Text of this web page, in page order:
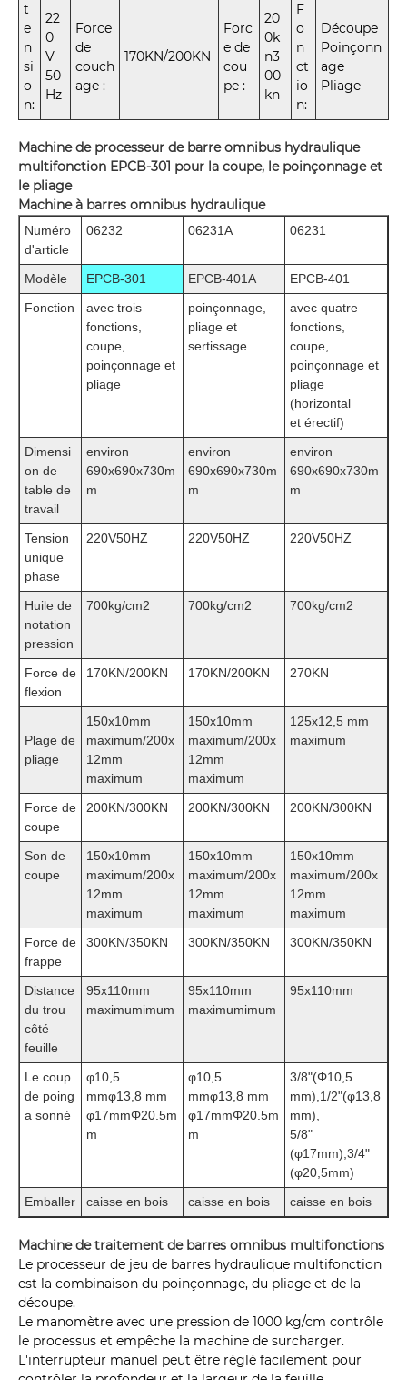
t
e
n
si
o
n:
22
0
V
50
Hz
Force
de
couch
age :
170KN/200KN
Forc
e de
cou
pe :
20
0k
n3
00
kn
F
o
n
ct
io
n:
Découpe
Poinçonn
age
Pliage
Machine de processeur de barre omnibus hydraulique
multifonction EPCB-301 pour la coupe, le poinçonnage et
le pliage
Machine à barres omnibus hydraulique
Numéro
d'article
06232 06231A 06231
Modèle EPCB-301 EPCB-401A
EPCB-401
Fonction
avec trois
fonctions,
coupe,
poinçonnage et
pliage
poinçonnage,
pliage et
sertissage
avec quatre
fonctions,
coupe,
poinçonnage et
pliage
(horizontal
et érectif)
Dimensi
on de
table de
travail
environ
690x690x730m
m
environ
690x690x730m
m
environ
690x690x730m
m
Tension
unique
phase
220V50HZ 220V50HZ 220V50HZ
Huile de
notation
pression
700kg/cm2 700kg/cm2 700kg/cm2
Force de
flexion
170KN/200KN 170KN/200KN 270KN
Plage de
pliage
150x10mm
maximum/200x
12mm
maximum
150x10mm
maximum/200x
12mm
maximum
125x12,5 mm
maximum
Force de
coupe
200KN/300KN 200KN/300KN 200KN/300KN
Son de
coupe
150x10mm
maximum/200x
12mm
maximum
150x10mm
maximum/200x
12mm
maximum
150x10mm
maximum/200x
12mm
maximum
Force de
frappe
300KN/350KN 300KN/350KN 300KN/350KN
Distance
du trou
côté
feuille
95x110mm
maximumimum
95x110mm
maximumimum
95x110mm
Le coup
de poing
a sonné
φ10,5
mmφ13,8 mm
φ17mmΦ20.5m
m
φ10,5
mmφ13,8 mm
φ17mmΦ20.5m
m
3/8"(Φ10,5
mm),1/2"(φ13,8
mm),
5/8"
(φ17mm),3/4"
(φ20,5mm)
Emballer
caisse en bois caisse en bois caisse en bois
Machine de traitement de barres omnibus multifonctions
Le processeur de jeu de barres hydraulique multifonction
est la combinaison du poinçonnage, du pliage et de la
découpe.
Le manomètre avec une pression de 1000 kg/cm contrôle
le processus et empêche la machine de surcharger.
L'interrupteur manuel peut être réglé facilement pour